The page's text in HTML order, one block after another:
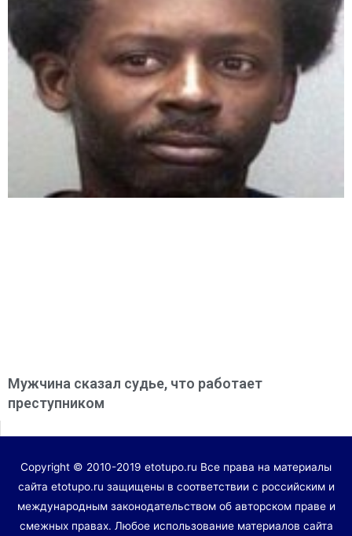
Мужчина сказал судье, что работает
преступником
Copyright © 2010-2019 etotupo.ru Все права на материалы
сайта etotupo.ru защищены в соответствии с российским и
международным законодательством об авторском праве и
смежных правах. Любое использование материалов сайта